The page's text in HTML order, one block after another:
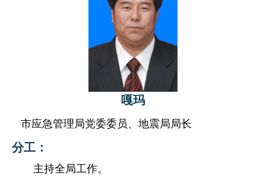
嘎玛
市应急管理局党委委员、地震局局长
分工：
主持全局工作。